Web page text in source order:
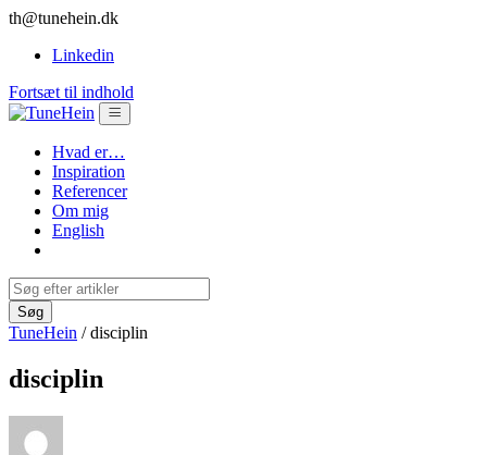
th@tunehein.dk
Linkedin
Fortsæt til indhold
Hvad er…
Inspiration
Referencer
Om mig
English
TuneHein /disciplin
disciplin